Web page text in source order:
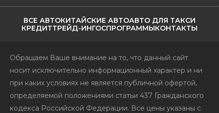
ВСЕ АВТОКИТАЙСКИЕ АВТОАВТО ДЛЯ ТАКСИ
КРЕДИТТРЕЙД-ИНГОСПРОГРАММЫКОНТАКТЫ
Обращаем Ваше внимание на то, что данный сайт
носит исключительно информационный характер и ни
при каких условиях не является публичной офертой,
определяемой положениями статьи 437 Гражданского
кодекса Российской Федерации. Все цены указаны с